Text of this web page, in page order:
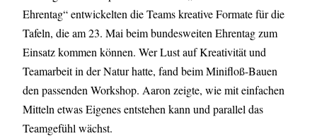
Ehrentag“ entwickelten die Teams kreative Formate für die
Tafeln, die am 23. Mai beim bundesweiten Ehrentag zum
Einsatz kommen können. Wer Lust auf Kreativität und
Teamarbeit in der Natur hatte, fand beim Minifloß-Bauen
den passenden Workshop. Aaron zeigte, wie mit einfachen
Mitteln etwas Eigenes entstehen kann und parallel das
Teamgefühl wächst.